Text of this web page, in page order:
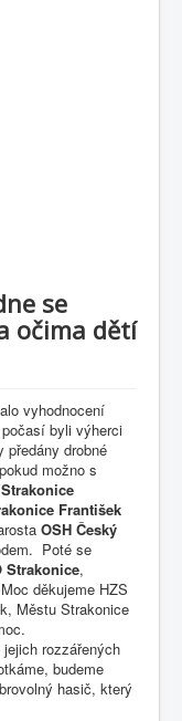
se
očima dětí
vyhodnocení
byli výherci
drobné
možno s
František
OSH Český
Poté se
Strakonice,
děkujeme HZS
Městu Strakonice
rozzářených
budeme
hasič, který